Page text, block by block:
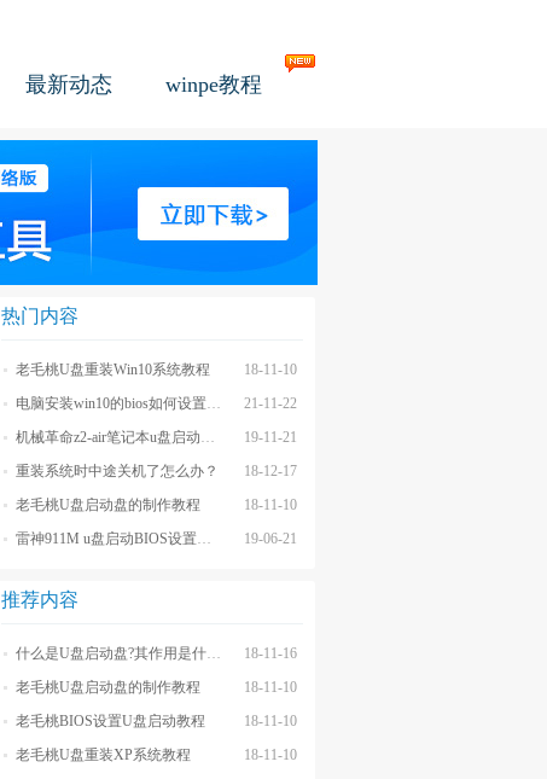
最新动态 winpe教程
热门内容
18-11-10
老毛桃U盘重装Win10系统教程
21-11-22
电脑安装win10的bios如何设置u盘图文教程
19-11-21
机械革命z2-air笔记本u盘启动BIOS设置教程
18-12-17
重装系统时中途关机了怎么办？
18-11-10
老毛桃U盘启动盘的制作教程
19-06-21
雷神911M u盘启动BIOS设置教程
推荐内容
18-11-16
什么是U盘启动盘?其作用是什么?
18-11-10
老毛桃U盘启动盘的制作教程
18-11-10
老毛桃BIOS设置U盘启动教程
18-11-10
老毛桃U盘重装XP系统教程